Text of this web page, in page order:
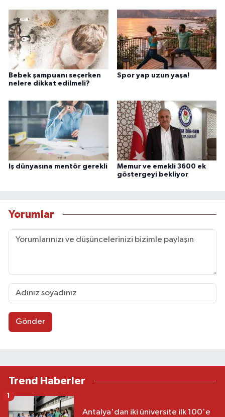
Bebek şampuanı seçerken
nelere dikkat edilmeli?
Spor yap uzun yaşa!
Iş dünyasına mentör gerekli
Memur ve emekli 3600 ek
göstergeyi bekliyor
Yorumlar
Gönder
Trend Haberler
Antalya'dan iki üniversite ilk 100'e
1